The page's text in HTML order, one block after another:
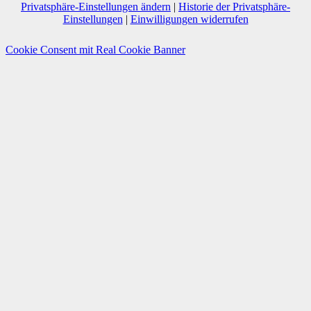
Privatsphäre-Einstellungen ändern | Historie der Privatsphäre-
Einstellungen | Einwilligungen widerrufen
Cookie Consent mit Real Cookie Banner